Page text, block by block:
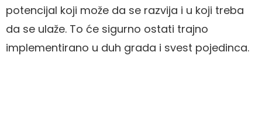
potencijal koji može da se razvija i u koji treba
da se ulaže. To će sigurno ostati trajno
implementirano u duh grada i svest pojedinca.